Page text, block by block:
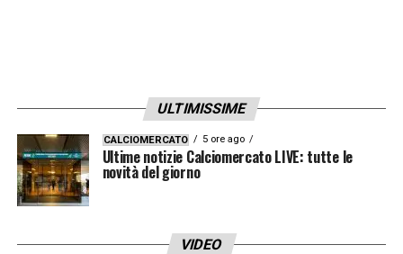
ULTIMISSIME
CALCIOMERCATO 5 ore ago
Ultime notizie Calciomercato LIVE: tutte le
novità del giorno
VIDEO